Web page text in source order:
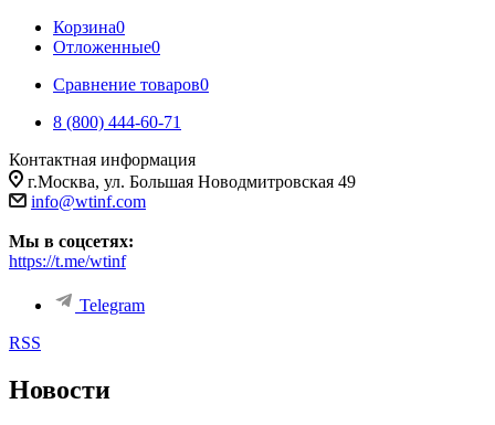
Корзина0
Отложенные0
Сравнение товаров0
8 (800) 444-60-71
Контактная информация
г.Москва, ул. Большая Новодмитровская 49
info@wtinf.com
Мы в соцсетях:
https://t.me/wtinf
Telegram
RSS
Новости